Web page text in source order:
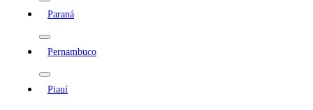
Paraná
Pernambuco
Piauí